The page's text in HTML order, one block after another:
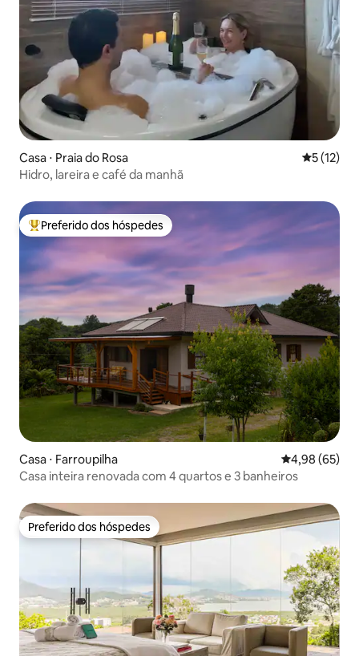
Casa ⋅ Praia do Rosa 5 de uma
5 (12)
Hidro, lareira e café da manhã
Entre os melhores preferidos dos hóspedes
Preferido dos hóspedes
Casa ⋅ Farroupilha 4,98 de uma
4,98 (65)
Casa inteira renovada com 4 quartos e 3 banheiros
Preferido dos hóspedes
Preferido dos hóspedes